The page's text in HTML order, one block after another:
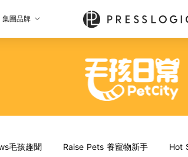
集團品牌
毛孩趣聞 Raise Pets 養寵物新手 Hot